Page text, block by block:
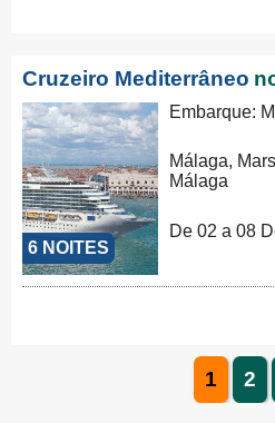
Cruzeiro Mediterrâneo
6 NOITES
Embarque:
Málaga,
Málaga
De 02 a 08
1 2